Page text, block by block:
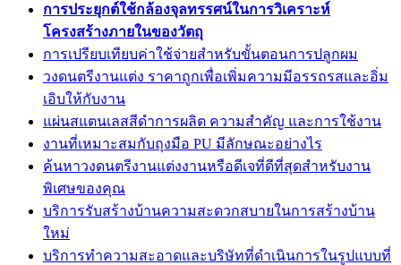
การประยุกต์ใช้กล้องจุลทรรศน์ในการวิเคราะห์
โครงสร้างภายในของวัตถุ
การเปรียบเทียบค่าใช้จ่ายสำหรับขั้นตอนการปลูกผม
วงดนตรีงานแต่ง ราคาถูกเพื่อเพิ่มความมีอรรถรสและอิ่ม
เอิบให้กับงาน
แผ่นสแตนเลสสีดำการผลิต ความสำคัญ และการใช้งาน
งานที่เหมาะสมกับถุงมือ PU มีลักษณะอย่างไร
ค้นหาวงดนตรีงานแต่งงานหรือดีเจที่ดีที่สุดสำหรับงาน
พิเศษของคุณ
บริการรับสร้างบ้านความสะดวกสบายในการสร้างบ้าน
ใหม่
บริการทำความสะอาดและบริษัทที่ดำเนินการในรูปแบบที่